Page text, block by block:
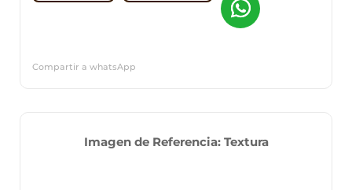
Compartir a whatsApp
Imagen de Referencia: Textura